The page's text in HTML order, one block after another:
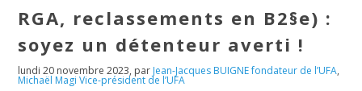
RGA, reclassements en B2§e) :
soyez un détenteur averti !
lundi 20 novembre 2023, par Jean-Jacques BUIGNE fondateur de l’UFA,
Michaël Magi Vice-président de l’UFA